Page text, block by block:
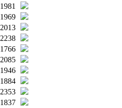
1981
1969
2013
2238
1766
2085
1946
1884
2353
1837